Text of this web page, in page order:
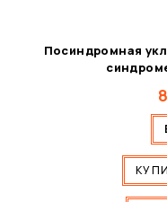
Посиндромная